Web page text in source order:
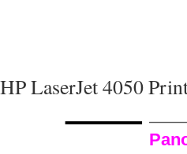
HP LaserJet 4050